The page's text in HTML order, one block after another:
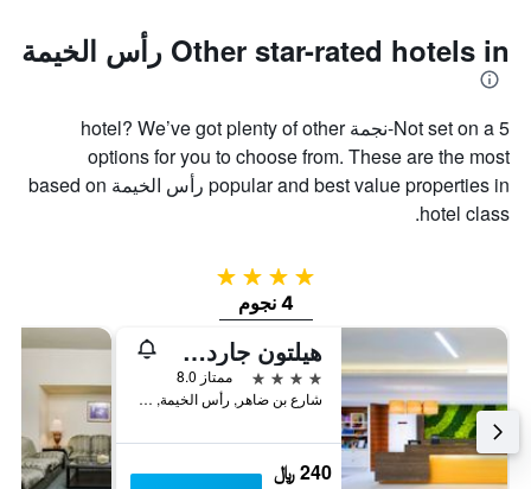
Other star-rated hotels in رأس الخيمة
Not set on a 5-نجمة hotel? We’ve got plenty of other
options for you to choose from. These are the most
popular and best value properties in رأس الخيمة based on
hotel class.
4 نجوم
4 نجوم
هيلتون جاردن إن رأس الخيمة
4 نجوم
ممتاز 8.0
شارع بن ضاهر, رأس الخيمة, الامارات العربية المتحدة
240 ﷼